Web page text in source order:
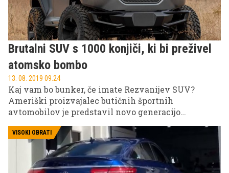
Brutalni SUV s 1000 konjiči, ki bi preživel
atomsko bombo
13. 08. 2019 09.24
Kaj vam bo bunker, če imate Rezvanijev SUV?
Ameriški proizvajalec butičnih športnih
avtomobilov je predstavil novo generacijo
Rezvanija najzmogljivejši serijski SUV na svetu.
VISOKI OBRATI